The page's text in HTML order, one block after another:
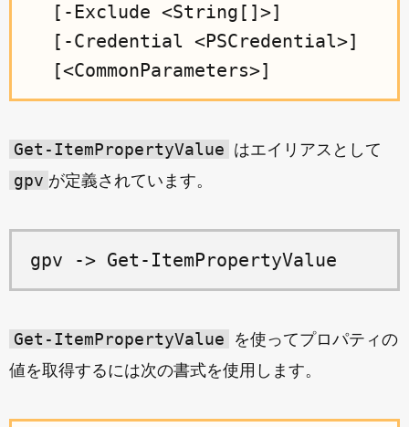
  [-Exclude <String[]>]
  [-Credential <PSCredential>]
Get-ItemPropertyValue はエイリアスとして
gpv が定義されています。
Get-ItemPropertyValue
を使ってプロパティの
値を取得するには次の書式を使用します。